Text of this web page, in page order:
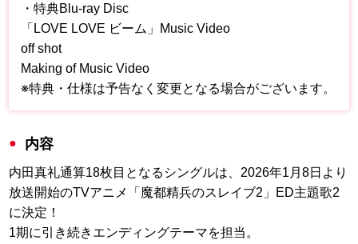
・特典Blu-ray Disc
「LOVE LOVE ビーム」Music Video
off shot
Making of Music Video
※特典・仕様は予告なく変更となる場合がございます。
内容
内田真礼通算18枚目となるシングルは、2026年1月8日より
放送開始のTVアニメ「魔都精兵のスレイブ2」ED主題歌2
に決定！
1期に引き続きエンディングテーマを担当。